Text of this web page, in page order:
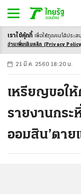
-ก ก ก+
21 มี.ค. 2560 18:20 น.
เหรียญขอใ
รายงานกระ
ออมสิน’ตาย
เราใช้คุ้กกี้ เพื่อให้ทุกคนได้ประส
อ่านเพิ่มเติมคลิก (Privacy